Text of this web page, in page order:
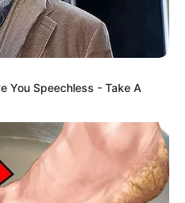
You Speechless - Take A